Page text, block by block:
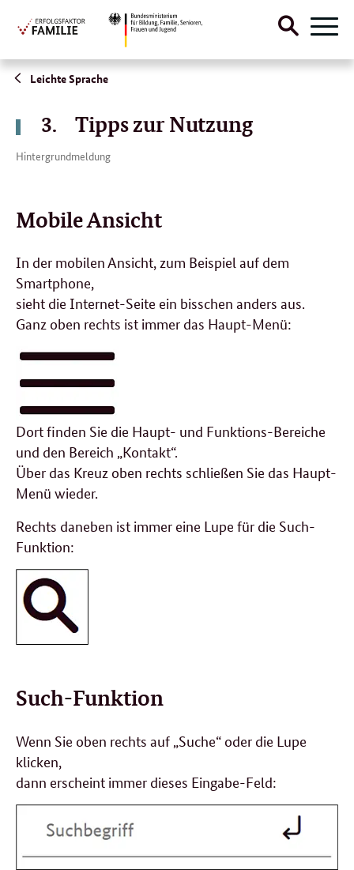
Direktlink:
Suche
Leichte Sprache
3. Tipps zur Nutzung
Hintergrundmeldung
Mobile Ansicht
In der mobilen Ansicht, zum Beispiel auf dem
Smartphone,
sieht die Internet-Seite ein bisschen anders aus.
Ganz oben rechts ist immer das Haupt-Menü:
Dort finden Sie die Haupt- und Funktions-Bereiche
und den Bereich „Kontakt“.
Über das Kreuz oben rechts schließen Sie das Haupt-
Menü wieder.
Rechts daneben ist immer eine Lupe für die Such-
Funktion:
Such-Funktion
Wenn Sie oben rechts auf „Suche“ oder die Lupe
klicken,
dann erscheint immer dieses Eingabe-Feld: